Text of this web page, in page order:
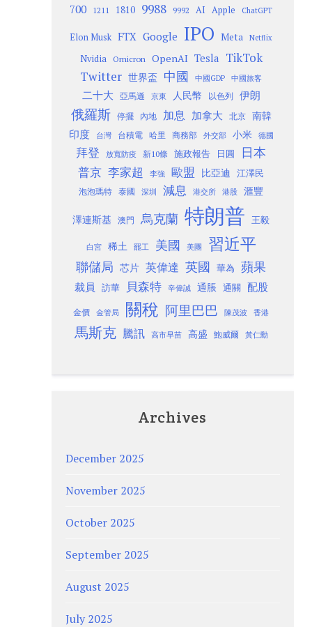
700 1211 1810 9988 9992 AI Apple ChatGPT
Elon Musk FTX Google IPO Meta Netflix
Nvidia Omicron OpenAI Tesla TikTok
Twitter 世界盃 中國 中國GDP 中國旅客
二十大 亞馬遜 京東 人民幣 以色列 伊朗
俄羅斯 停擺 內地 加息 加拿大 北京
南韓
印度
台灣 台積電 哈里 商務部 外交部 小米 德國
拜登 放寬防疫 新10條 施政報告 日圓 日本
普京 李家超 李強 歐盟 比亞迪 江澤民
泡泡瑪特 泰國 深圳 減息 港交所 港股 滙豐
澤連斯基 澳門 烏克蘭 特朗普 王毅
白宮 稀土 罷工 美國 美團 習近平
聯儲局 芯片 英偉達 英國 華為 蘋果
裁員 訪華 貝森特 辛偉誠 通脹 通關 配股
金價 金管局 關稅 阿里巴巴 陳茂波 香港
馬斯克 騰訊 高市早苗 高盛 鮑威爾 黃仁勳
Archives
December 2025
November 2025
October 2025
September 2025
August 2025
July 2025